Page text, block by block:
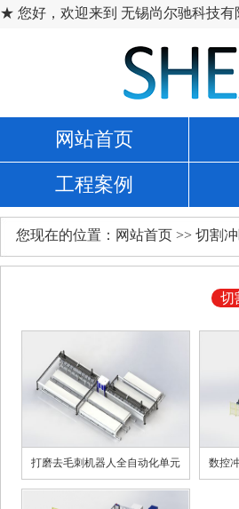
★ 您好，欢迎来到 无锡尚尔驰科技有
网站首页
工程案例
您现在的位置： 网站首页 >> 切割
切
打磨去毛刺机器人全自动化单元 数控